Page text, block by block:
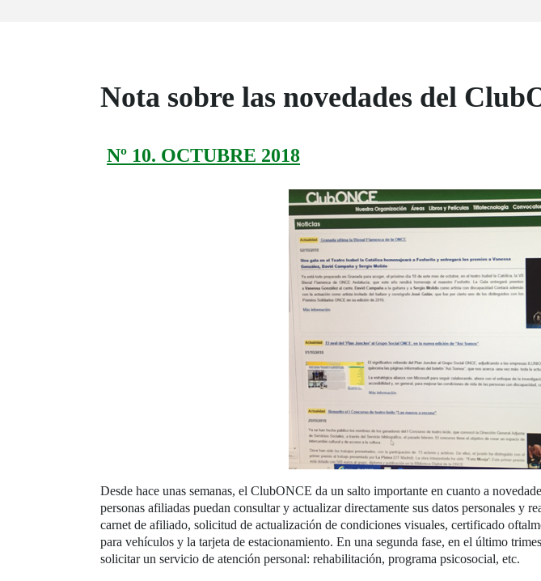
Nota sobre las novedades del
Nº 10. OCTUBRE 2018
Desde hace unas semanas, el ClubONCE da un salto importante en cuanto a
personas afiliadas puedan consultar y actualizar directamente sus datos personales y
carnet de afiliado, solicitud de actualización de condiciones visuales, certificado
para vehículos y la tarjeta de estacionamiento. En una segunda fase, en el último
solicitar un servicio de atención personal: rehabilitación, programa psicosocial, etc.